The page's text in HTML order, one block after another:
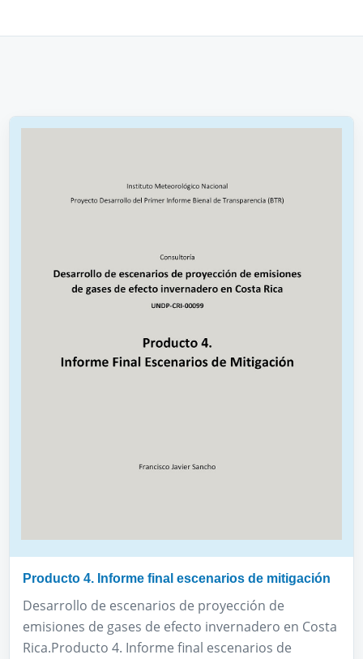
Producto 4. Informe final escenarios de mitigación
Desarrollo de escenarios de proyección de
emisiones de gases de efecto invernadero en Costa
Rica.Producto 4. Informe final escenarios de